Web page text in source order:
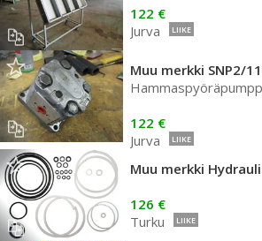
122 €
Jurva
LIIKE
Muu merkki SNP2/
122 €
Jurva
LIIKE
Muu merkki
126 €
Turku
LIIKE